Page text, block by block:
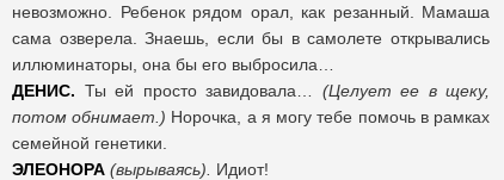
невозможно. Ребенок рядом орал, как резанный. Мамаша
сама озверела. Знаешь, если бы в самолете открывались
иллюминаторы, она бы его выбросила…
ДЕНИС. Ты ей просто завидовала… (Целует ее в щеку,
потом обнимает.) Норочка, а я могу тебе помочь в рамках
семейной генетики.
ЭЛЕОНОРА (вырываясь).
Идиот!